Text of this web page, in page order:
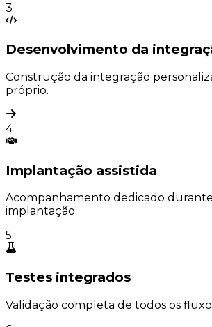
3
Desenvolvimento da
Construção da integração
próprio.
4
Implantação assistida
Acompanhamento dedicado
implantação.
5
Testes integrados
Validação completa de todos os